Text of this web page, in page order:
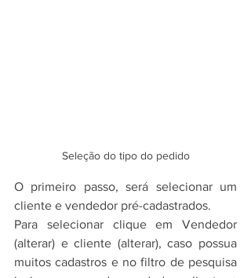
Seleção do tipo do pedido
O primeiro passo, será selecionar um
cliente e vendedor pré-cadastrados.
Para selecionar clique em Vendedor
(alterar) e cliente (alterar), caso possua
muitos cadastros e no filtro de pesquisa